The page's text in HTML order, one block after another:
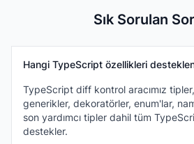
Sık Sorulan
Hangi TypeScript özellikleri
TypeScript diff kontrol aracımız
generikler, dekoratörler, enum'lar,
son yardımcı tipler dahil tüm
destekler.